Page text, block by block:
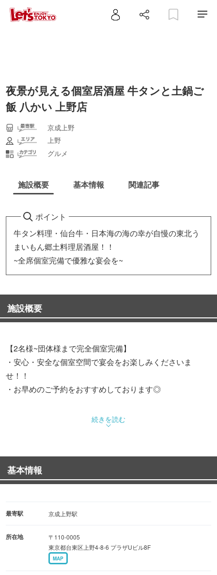
夜景が見える個室居酒屋 牛タンと土鍋ご
飯 八かい 上野店
京成上野
上野
グルメ
施設概要 基本情報 関連記事
ポイント
牛タン料理・仙台牛・日本海の海の幸が自慢の東北う
まいもん郷土料理居酒屋！！
~全席個室完備で優雅な宴会を~
施設概要
【2名様~団体様まで完全個室完備】
・安心・安全な個室空間で宴会をお楽しみくださいま
せ！！
・お早めのご予約をおすすめしております◎
【タンしゃぶや馬肉、新鮮な海の幸など東北のうまいもん
・こだわり出汁のタンしゃぶ×厚切り牛タンの炭火焼×会津
産の馬肉寿司 etc...
・席のみ予約&単品飲み放題予約でお好きなものをぜひ！
お得なクーポンを月毎にご用意！！
この機会にクーポンをお見逃しなく♪♪
続きを読む
基本情報
最寄駅 京成上野駅
所在地
〒110-0005
東京都台東区上野4-8-6 プラザUビル8F
MAP